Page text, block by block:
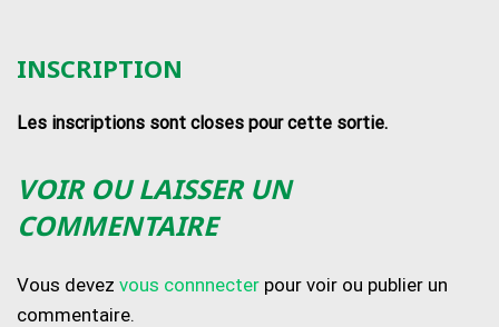
INSCRIPTION
Les inscriptions sont closes pour cette sortie.
VOIR OU LAISSER UN
COMMENTAIRE
Vous devez vous connnecter pour voir ou publier un
commentaire.